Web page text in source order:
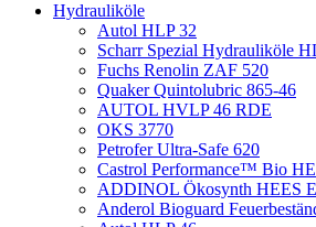
Hydrauliköle
Autol HLP 32
Scharr Spezial Hydrauliköle
Fuchs Renolin ZAF 520
Quaker Quintolubric 865-46
AUTOL HVLP 46 RDE
OKS 3770
Petrofer Ultra-Safe 620
Castrol Performance™ Bio
ADDINOL Ökosynth HEES
Anderol Bioguard